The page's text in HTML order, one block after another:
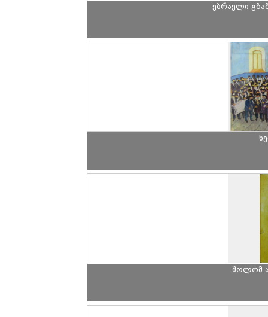
ებრაელი
შოლომ